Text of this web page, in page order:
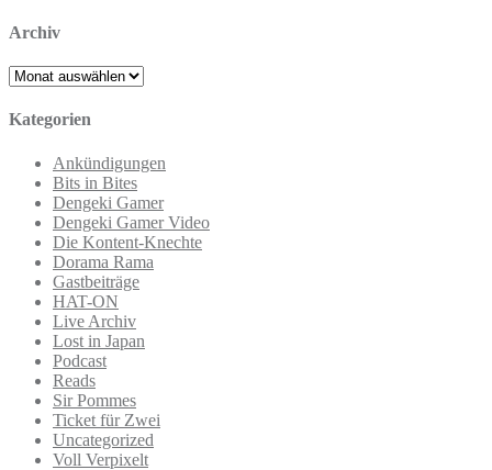
Archiv
Archiv
Kategorien
Ankündigungen
Bits in Bites
Dengeki Gamer
Dengeki Gamer Video
Die Kontent-Knechte
Dorama Rama
Gastbeiträge
HAT-ON
Live Archiv
Lost in Japan
Podcast
Reads
Sir Pommes
Ticket für Zwei
Uncategorized
Voll Verpixelt